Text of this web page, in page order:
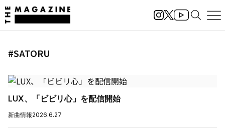
#SATORU
LUX、「ビビリ心」を配信開始
新曲情報2026.6.27